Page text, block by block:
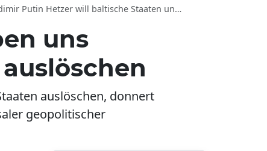
will baltische Staaten und Europa auslöschen
uns
auslöschen, donnert
geopolitischer